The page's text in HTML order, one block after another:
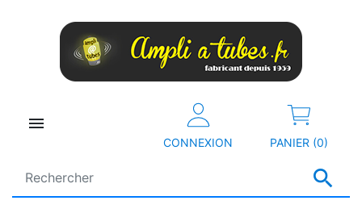


CONNEXION PANIER (0)